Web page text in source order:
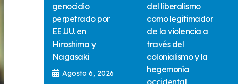
genocidio
perpetrado por
EE.UU. en
Hiroshima y
Nagasaki
Agosto 6, 2026
del liberalismo
como legitimador
de la violencia a
través del
colonialismo y la
hegemonía
occidental